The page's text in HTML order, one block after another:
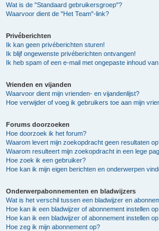
Wat is de "Standaard gebruikersgroep"?
Waarvoor dient de "Het Team"-link?
Privéberichten
Ik kan geen privéberichten sturen!
Ik blijf ongewenste privéberichten ontvangen!
Ik heb spam of een e-mail met ongepaste inhoud
Vrienden en vijanden
Waarvoor dient mijn vrienden- en vijandenlijst?
Hoe verwijder of voeg ik gebruikers toe aan mijn
Forums doorzoeken
Hoe doorzoek ik het forum?
Waarom levert mijn zoekopdracht geen resultaten
Waarom resulteert mijn zoekopdracht in een lege
Hoe zoek ik een gebruiker?
Hoe kan ik mijn eigen berichten en onderwerpen
Onderwerpabonnementen en bladwijzers
Wat is het verschil tussen een bladwijzer en
Hoe kan ik een bladwijzer of abonnement instellen
Hoe kan ik een bladwijzer of abonnement instellen
Hoe zeg ik mijn abonnement op?